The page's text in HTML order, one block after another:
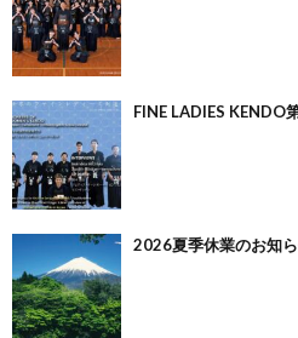
FINE LADIES KENDO
2026夏季休業のお知